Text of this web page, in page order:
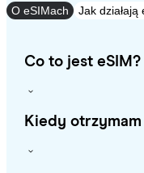
O eSIMach Jak działają
Co to jest eSIM?
Kiedy